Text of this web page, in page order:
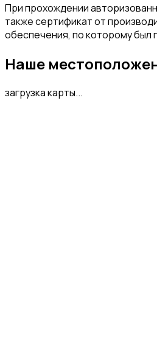
При прохождении
также сертификат от
обеспечения, по которому был
Наше
загрузка карты...